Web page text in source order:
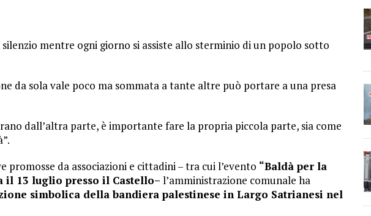
mentre ogni giorno si assiste allo sterminio di un popolo sotto
da sola vale poco ma sommata a tante altre può portare a una presa
dall’altra parte, è importante fare la propria piccola parte, sia come
promosse da associazioni e cittadini – tra cui l’evento “Baldà per la
il 13 luglio presso il Castello– l’amministrazione comunale ha
simbolica della bandiera palestinese in Largo Satrianesi nel